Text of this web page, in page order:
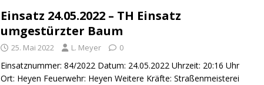
Einsatz 24.05.2022 – TH Einsatz
umgestürzter Baum
25. Mai 2022 L. Meyer 0
Einsatznummer: 84/2022 Datum: 24.05.2022 Uhrzeit: 20:16 Uhr
Ort: Heyen Feuerwehr: Heyen Weitere Kräfte: Straßenmeisterei